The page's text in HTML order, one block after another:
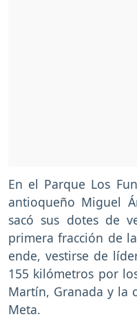
En el Parque Los
antioqueño Miguel
sacó sus dotes de
primera fracción de
ende, vestirse de
155 kilómetros por
Martín, Granada y la
Meta.